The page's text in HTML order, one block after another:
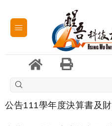
公告111學年度決算書及